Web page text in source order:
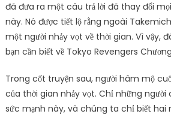
đã đưa ra một câu trả lời đã thay đổi
này. Nó được tiết lộ rằng ngoài
một người nhảy vọt về thời gian. Vì vậy,
bạn cần biết về Tokyo Revengers
Trong cốt truyện sau, người hâm mộ
của thời gian nhảy vọt. Chỉ những người
sức mạnh này, và chúng ta chỉ biết hai